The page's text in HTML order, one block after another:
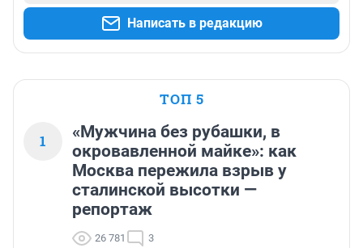
Написать в редакцию
ТОП 5
1
«Мужчина без рубашки, в
окровавленной майке»: как
Москва пережила взрыв у
сталинской высотки —
репортаж
26 781 3